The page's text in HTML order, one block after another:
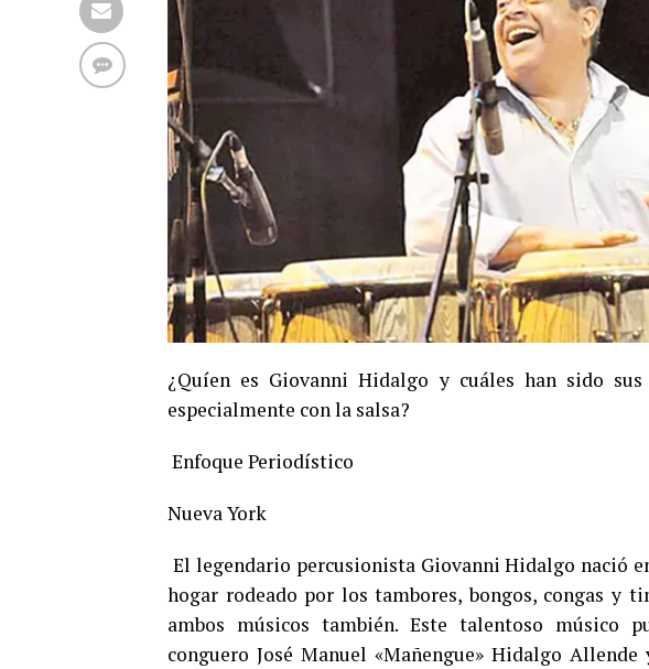
¿Quíen es Giovanni Hidalgo y cuáles han sido
especialmente con la salsa?
Enfoque Periodístico
Nueva York
El legendario percusionista Giovanni Hidalgo nació
hogar rodeado por los tambores, bongos, congas y
ambos músicos también. Este talentoso músico
conguero José Manuel «Mañengue» Hidalgo